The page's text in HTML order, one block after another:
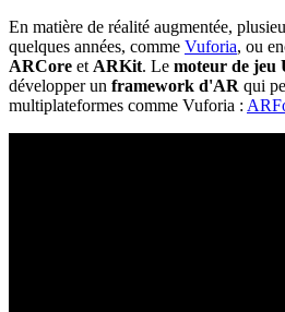
En matière de réalité augmentée,
quelques années, comme Vuforia, ou
ARCore et ARKit. Le moteur de jeu
développer un framework d'AR qui
multiplateformes comme Vuforia :